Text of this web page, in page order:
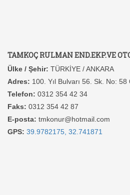
TAMKOÇ RULMAN END.EKP.VE
Ülke / Şehir: TÜRKİYE / ANKARA
Adres: 100. Yıl Bulvarı 56. Sk. No: 58
Telefon: 0312 354 42 34
Faks: 0312 354 42 87
E-posta: tmkonur@hotmail.com
GPS: 39.9782175, 32.741871